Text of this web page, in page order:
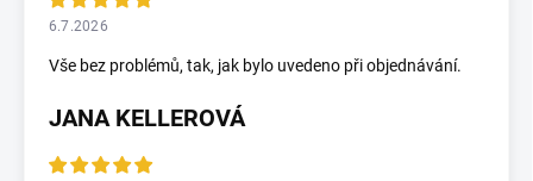
6.7.2026
Vše bez problémů, tak, jak bylo uvedeno při objednávání.
JANA KELLEROVÁ